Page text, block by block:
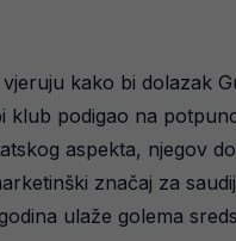
kako bi dolazak
klub podigao na
aspekta, njegov
značaj za
ulaže golema